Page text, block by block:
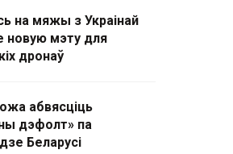
на мяжы з Украінай
новую мэту для
дронаў
абвясціць
дэфолт» па
Беларусі